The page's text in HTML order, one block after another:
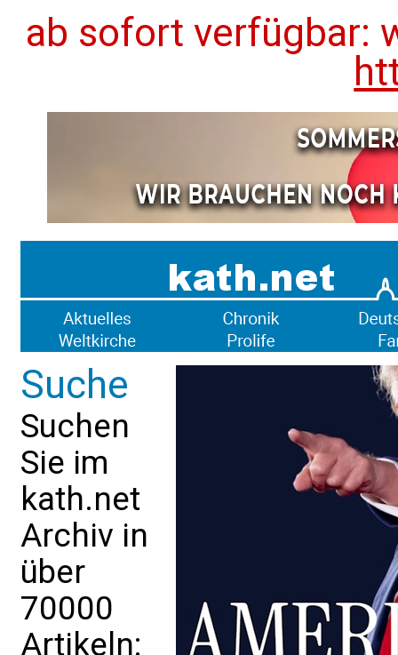
ab sofort verfügbar:
Suche
Suchen
Sie im
kath.net
Archiv in
über
70000
Artikeln: